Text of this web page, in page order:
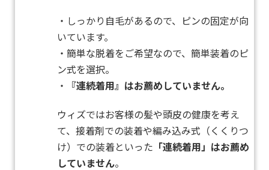
・しっかり自毛があるので、ピンの固定が向
いています。
・簡単な脱着をご希望なので、簡単装着のピ
ン式を選択。
・
『連続着用』はお薦めしていません。
ウィズではお客様の髪や頭皮の健康を考え
て、 接着剤での装着や編み込み式（くくりつ
け）での装着といった 「連続着用」はお薦め
していません。